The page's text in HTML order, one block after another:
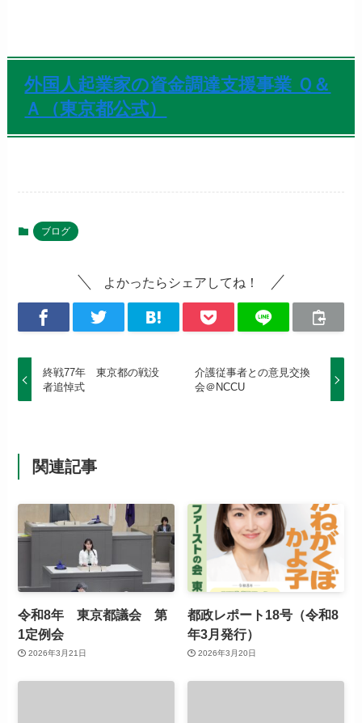
外国人起業家の資金調達支援事業 Ｑ＆
Ａ（東京都公式）
ブログ
よかったらシェアしてね！
終戦77年 東京都の戦没
者追悼式
介護従事者との意見交換
会＠NCCU
関連記事
令和8年 東京都議会 第
1定例会
2026年3月21日
都政レポート18号（令和8
年3月発行）
2026年3月20日